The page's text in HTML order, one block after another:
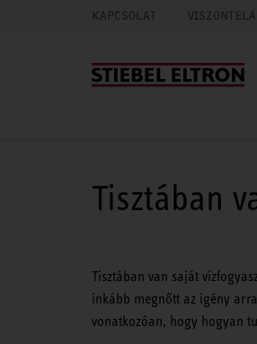
KAPCSOLAT
Tisztában
Tisztában van saját
inkább megnőtt az igény
vonatkozóan, hogy hogyan